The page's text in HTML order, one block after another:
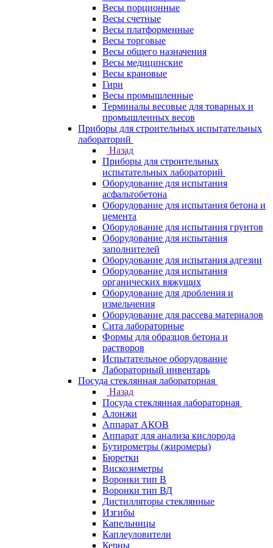
Весы порционные
Весы счетные
Весы платформенные
Весы торговые
Весы общего назначения
Весы медицинские
Весы крановые
Гири
Весы промышленные
Терминалы весовые для товарных и
промышленных весов
Приборы для строительных испытательных
лабораторий
Назад
Приборы для строительных
испытательных лабораторий
Оборудование для испытания
асфальтобетона
Оборудование для испытания бетона и
цемента
Оборудование для испытания грунтов
Оборудование для испытания
заполнителей
Оборудование для испытания адгезии
Оборудование для испытания
органических вяжущих
Оборудование для дробления и
измельчения
Оборудование для рассева материалов
Сита лабораторные
Формы для образцов бетона и
растворов
Испытательное оборудование
Лабораторный инвентарь
Посуда стеклянная лабораторная
Назад
Посуда стеклянная лабораторная
Алонжи
Аппарат АКОВ
Аппарат для анализа кислорода
Бутирометры (жиромеры)
Бюретки
Вискозиметры
Воронки тип В
Воронки тип ВД
Дистилляторы стеклянные
Изгибы
Капельницы
Каплеуловители
Керны